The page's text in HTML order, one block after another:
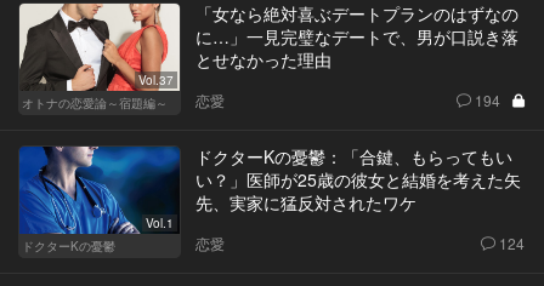
Vol.37
オトナの恋愛論～宿題編～
「女なら絶対喜ぶデートプランのはずなの
に…」一見完璧なデートで、男が口説き落
とせなかった理由
恋愛 194
Vol.1
ドクターKの憂鬱
ドクターKの憂鬱：「合鍵、もらってもい
い？」医師が25歳の彼女と結婚を考えた矢
先、実家に猛反対されたワケ
恋愛 124